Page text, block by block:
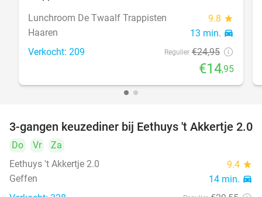
Lunchroom De Twaalf Trappisten
9.8 star
Haaren 13 min. directions_car
Verkocht: 209 Regulier €24,95
€14,95
44%
3-gangen keuzediner bij Eethuys 't Akkertje 2.0
Do Vr
Za
Eethuys 't Akkertje 2.0
9.4 star
Geffen 14 min. directions_car